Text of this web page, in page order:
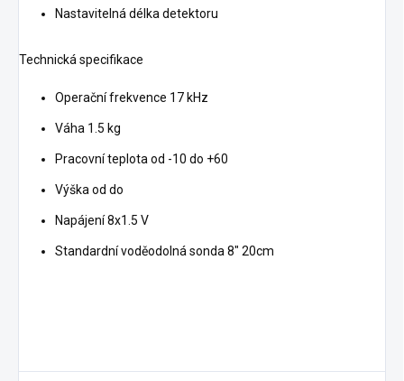
Nastavitelná délka detektoru
Technická specifikace
Operační frekvence 17 kHz
Váha 1.5 kg
Pracovní teplota od -10 do +60
Výška od do
Napájení 8x1.5 V
Standardní voděodolná sonda 8" 20cm